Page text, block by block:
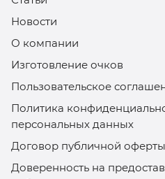
Новости
О компании
Изготовление очков
Пользовательское
Политика
персональных данных
Договор публичной оферты
Доверенность на